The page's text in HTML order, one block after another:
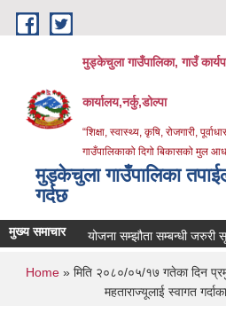
Skip to main content
मुड्केचुला गाउँपालिका, गाउँ
कार्यालय,नर्कु,डोल्पा
“शिक्षा, स्वास्थ्य, कृषि, रोजगारी,
गाउँपालिकाको दिगो बिकासको मुल
मुड्केचुला गाउँपालिका
गर्दछ
मुख्य समाचारयोजना सम्झौता सम्बन्धी जरुरी सूचना ।
You are here
Home » मिति २०८०/०५/१७ गतेका दिन
महताराज्यूलाई स्वागत